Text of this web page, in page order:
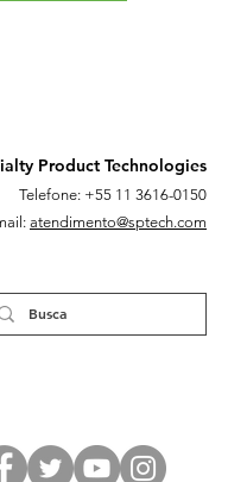
Product Technologies
Telefone: +55 11 3616-0150
atendimento@sptech.com